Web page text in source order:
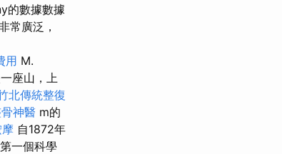
的數據數據
常廣泛，
用 M.
座山，上
北傳統整復
神醫 m的
自1872年
一個科學